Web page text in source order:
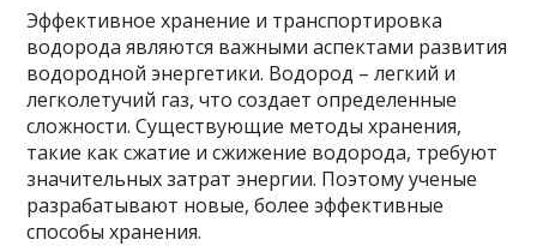
Эффективное хранение и транспортировка
водорода являются важными аспектами развития
водородной энергетики. Водород – легкий и
легколетучий газ, что создает определенные
сложности. Существующие методы хранения,
такие как сжатие и сжижение водорода, требуют
значительных затрат энергии. Поэтому ученые
разрабатывают новые, более эффективные
способы хранения.